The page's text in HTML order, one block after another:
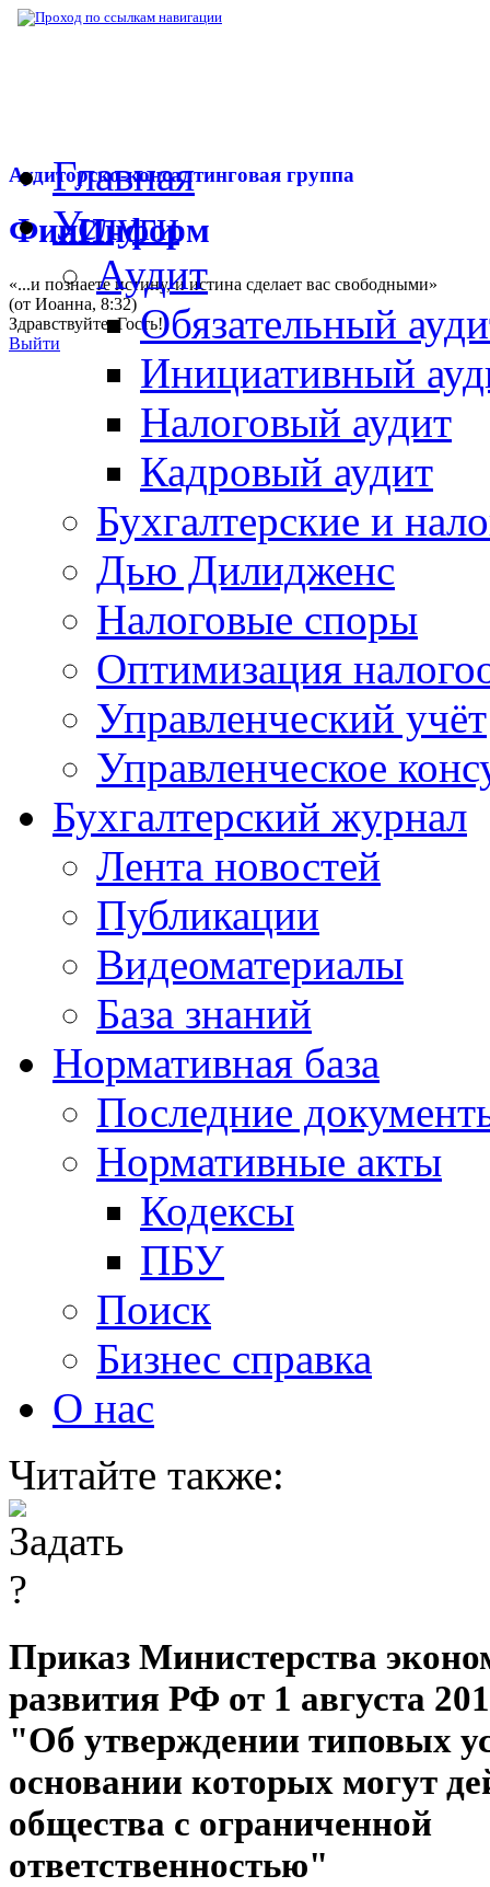
Аудиторско-консалтинговая группа
ФинИнформ
«...и познаете истину, и истина сделает вас свободными»
(от Иоанна, 8:32)
Здравствуйте,Гость!
Выйти
Главная
Услуги
Аудит
Обязательный
Инициативный
Налоговый аудит
Кадровый аудит
Бухгалтерские и
Дью Дилидженс
Налоговые споры
Оптимизация
Управленческий учёт
Управленческое
Бухгалтерский журнал
Лента новостей
Публикации
Видеоматериалы
База знаний
Нормативная база
Последние
Нормативные акты
Кодексы
ПБУ
Поиск
Бизнес справка
О нас
Читайте также:
Приказ Министерства
развития РФ от 1 августа
"Об утверждении типовых
основании которых могут
общества с ограниченной
ответственностью"